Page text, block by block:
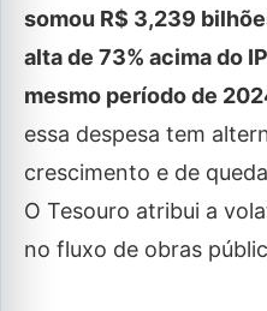
somou R$ 3,239
alta de 73% acima do
mesmo período de
essa despesa tem
crescimento e de
O Tesouro atribui a
no fluxo de obras